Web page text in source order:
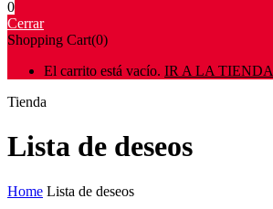
0
Cerrar
Shopping Cart(0)
El carrito está vacío. IR A LA TIENDA
Tienda
Lista de deseos
Home Lista de deseos